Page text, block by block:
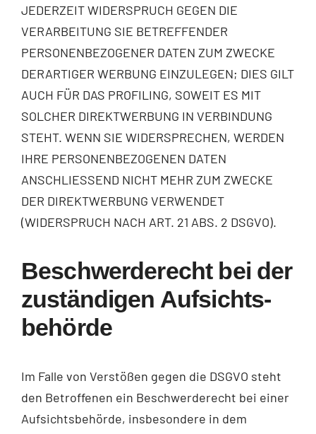
JEDERZEIT WIDERSPRUCH GEGEN DIE
VERARBEITUNG SIE BETREFFENDER
PERSONENBEZOGENER DATEN ZUM ZWECKE
DERARTIGER WERBUNG EINZULEGEN; DIES GILT
AUCH FÜR DAS PROFILING, SOWEIT ES MIT
SOLCHER DIREKTWERBUNG IN VERBINDUNG
STEHT. WENN SIE WIDERSPRECHEN, WERDEN
IHRE PERSONENBEZOGENEN DATEN
ANSCHLIESSEND NICHT MEHR ZUM ZWECKE
DER DIREKTWERBUNG VERWENDET
(WIDERSPRUCH NACH ART. 21 ABS. 2 DSGVO).
Beschwerde­recht bei der
zuständigen Aufsichts­
behörde
Im Falle von Verstößen gegen die DSGVO steht
den Betroffenen ein Beschwerderecht bei einer
Aufsichtsbehörde, insbesondere in dem